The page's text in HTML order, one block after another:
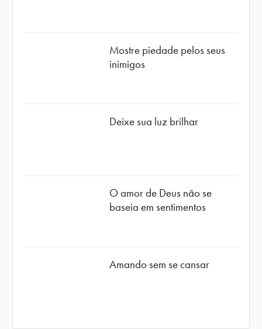
Mostre piedade pelos seus
inimigos
Deixe sua luz brilhar
O amor de Deus não se
baseia em sentimentos
Amando sem se cansar